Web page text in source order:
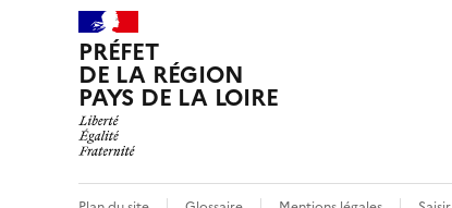
PRÉFET
DE LA RÉGION
PAYS DE LA LOIRE